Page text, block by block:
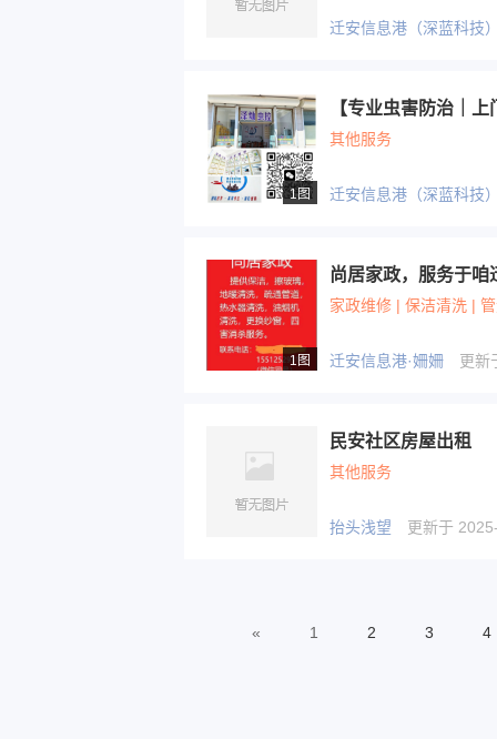
迁安信息港（深蓝科技
1图
其他服务
迁安信息港（深蓝科技
1图
家政维修 | 保洁清洗 |
迁安信息港·姍姍 更新
民安社区房屋出租
其他服务
抬头浅望 更新于
« 1 2 3 4